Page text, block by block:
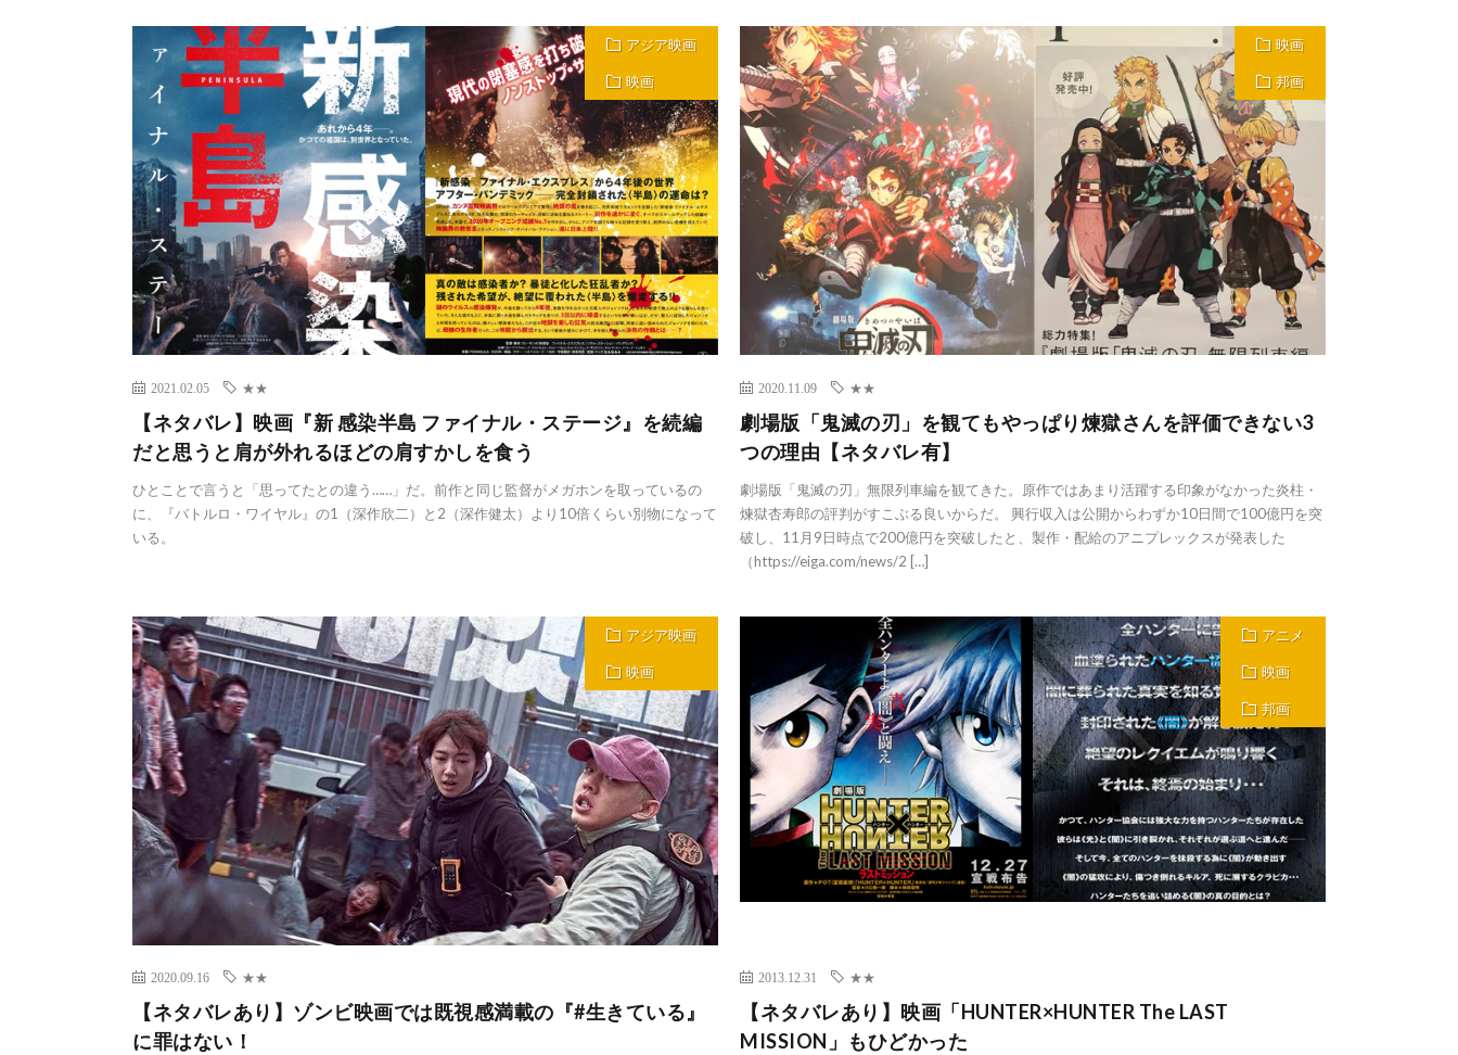
アジア映画
映画
2021.02.05 ★★
【ネタバレ】映画『新 感染半島 ファイナル・ステージ』を続編
だと思うと肩が外れるほどの肩すかしを食う
ひとことで言うと「思ってたとの違う……」だ。前作と同じ監督がメガホンを取っているの
に、『バトルロ・ワイヤル』の1（深作欣二）と2（深作健太）より10倍くらい別物になって
いる。
映画
邦画
2020.11.09 ★★
劇場版「鬼滅の刃」を観てもやっぱり煉獄さんを評価できない3
つの理由【ネタバレ有】
劇場版「鬼滅の刃」無限列車編を観てきた。原作ではあまり活躍する印象がなかった炎柱・
煉獄杏寿郎の評判がすこぶる良いからだ。 興行収入は公開からわずか10日間で100億円を突
破し、11月9日時点で200億円を突破したと、製作・配給のアニプレックスが発表した
（https://eiga.com/news/2 […]
アジア映画
映画
2020.09.16 ★★
【ネタバレあり】ゾンビ映画では既視感満載の『#生きている』
に罪はない！
アニメ
映画
邦画
2013.12.31 ★★
【ネタバレあり】映画「HUNTER×HUNTER The LAST
MISSION」もひどかった